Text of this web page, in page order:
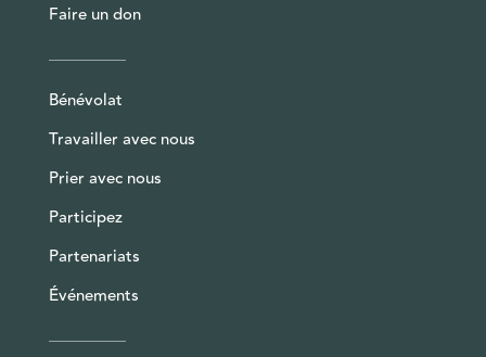
Faire un don
Bénévolat
Travailler avec nous
Prier avec nous
Participez
Partenariats
Événements